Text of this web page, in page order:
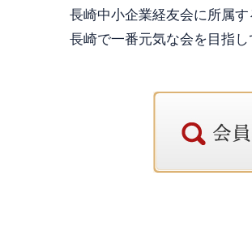
長崎中小企業経友会に所属す
長崎で一番元気な会を目指